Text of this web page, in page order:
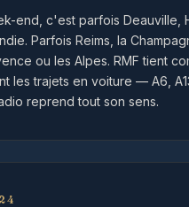
end, c'est parfois Deauville,
Parfois Reims, la
ou les Alpes. RMF tient
les trajets en voiture — A6,
reprend tout son sens.